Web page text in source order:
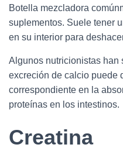
Botella mezcladora
suplementos. Suele tener
en su interior para
Algunos nutricionistas han
excreción de calcio puede
correspondiente en la
proteínas en los intestinos.
Creatina